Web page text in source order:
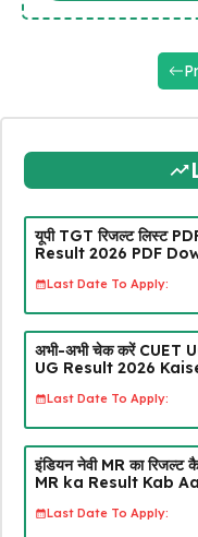
यूपी TGT रिजल्ट लिस्ट
Result 2026 PDF
Last Date To Apply:
अभी-अभी चेक करें CUET
UG Result 2026
Last Date To Apply:
इंडियन नेवी MR का
MR ka Result Kab
Last Date To Apply: